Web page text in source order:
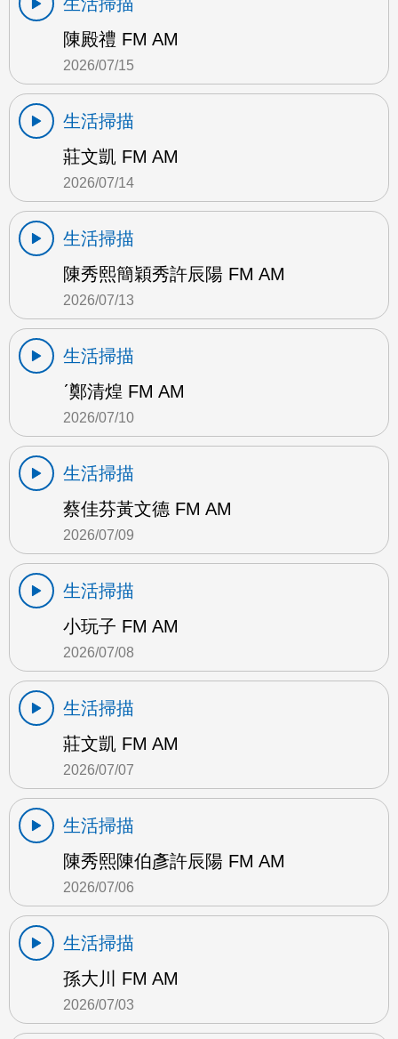
陳殿禮 FM AM
2026/07/15
生活掃描
莊文凱 FM AM
2026/07/14
生活掃描
陳秀熙簡穎秀許辰陽 FM AM
2026/07/13
生活掃描
ˊ鄭清煌 FM AM
2026/07/10
生活掃描
蔡佳芬黃文德 FM AM
2026/07/09
生活掃描
小玩子 FM AM
2026/07/08
生活掃描
莊文凱 FM AM
2026/07/07
生活掃描
陳秀熙陳伯彥許辰陽 FM AM
2026/07/06
生活掃描
孫大川 FM AM
2026/07/03